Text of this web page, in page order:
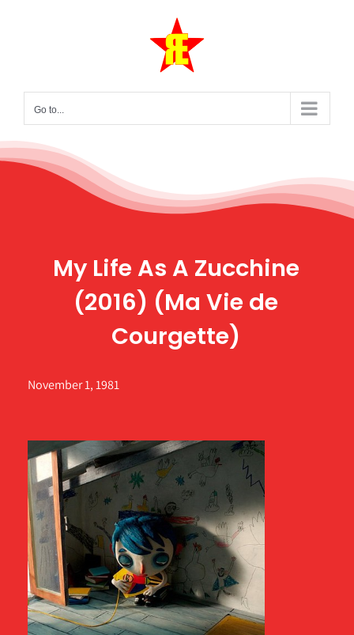
Go to...
My Life As A Zucchine
(2016) (Ma Vie de
Courgette)
November 1, 1981